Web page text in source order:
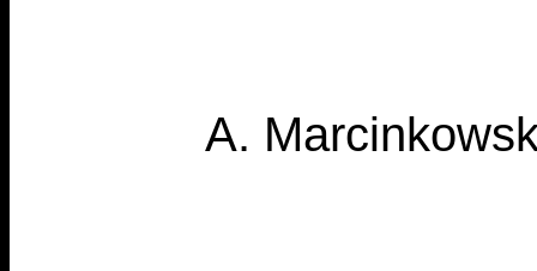
A.